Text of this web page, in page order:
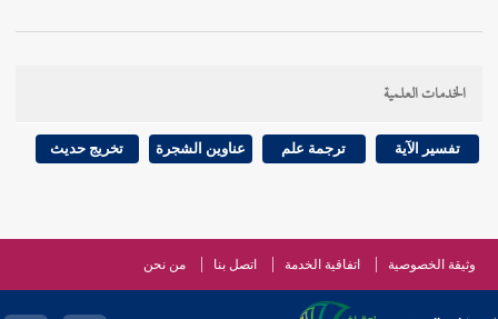
قال : {وإذا أمرتكم بشيء فافعلوا منه ما استطعتم} رواه
البخاري
. والفرق بينه وبين بعض الرقبة في الكفارة بالنص والمعنى
فمن لم يجد فصيام شهرين} معناه لم يجد رقبة ، وهذا لم
يجدها ، وقال تعالى في التيمم { فلم تجدوا ماء
واجد ماء .
الخدمات العلمية
تفسير الآية ترجمة علم عناوين الشجرة تخريج حديث
وثيقة الخصوصية اتفاقية الخدمة اتصل بنا من نحن